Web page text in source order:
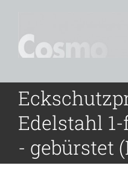
springen
Edelstahl
- gebürstet